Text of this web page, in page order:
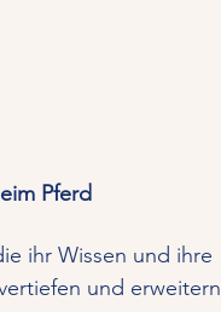
Pferd
ihr Wissen und ihre
und erweitern